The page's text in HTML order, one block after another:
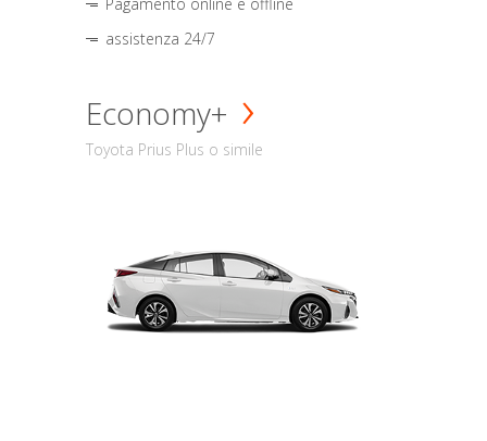
assistenza 24/7
Economy+
Toyota Prius Plus o simile